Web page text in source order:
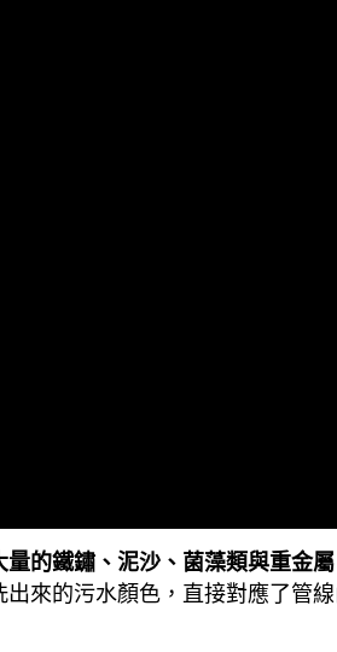
的鐵鏽、泥沙、菌藻類與重金屬
來的污水顏色，直接對應了管